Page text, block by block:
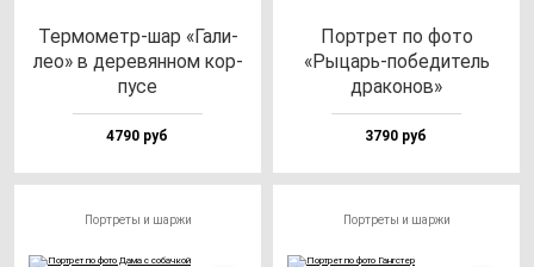
Тер­мо­метр-шар «Гали­
лео» в де­ре­вян­ном кор­
пу­се
4790 руб
Пор­трет по фо­то
«Рыцарь-по­бе­ди­тель
дра­ко­нов»
3790 руб
Портреты и шаржи Портреты и шаржи